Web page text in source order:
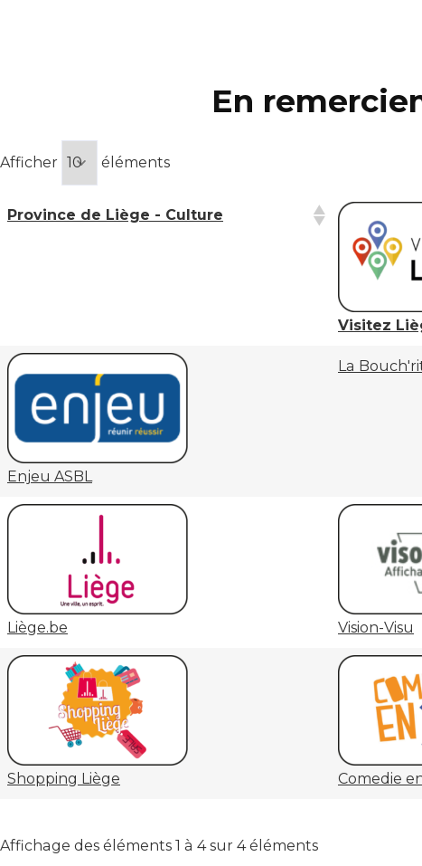
En
Afficher éléments
Province de Liège - Culture
Visitez
Enjeu ASBL
La
Liège.be Vision-Visu
Shopping Liège Comedie
Affichage des éléments 1 à 4 sur 4 éléments